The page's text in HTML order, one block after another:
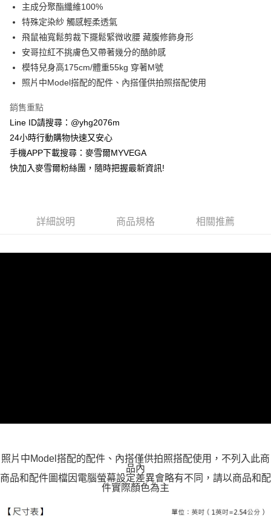
上海商業儲蓄銀行
國泰世華商業銀行
臺灣中小企業銀行
台中商業銀行
匯豐（台灣）商業銀行
華泰商業銀行
聯邦商業銀行
遠東國際商業銀行
元大商業銀行
永豐商業銀行
玉山商業銀行
星展（台灣）商業銀行
台灣樂天信用卡公司
LINE Pay
Apple Pay
街口支付
貨到付款
運送方式
全家取貨付款
每筆NT$100，滿NT$599(含以上)免運費
每筆NT$120
主成分聚酯纖維100%
特殊定染紗 觸感輕柔透氣
飛鼠袖寬鬆剪裁下擺鬆緊微收腰 藏腹修飾身形
安哥拉紅不挑膚色又帶著幾分的酷帥感
模特兒身高175cm/體重55kg 穿著M號
照片中Model搭配的配件、內搭僅供拍照搭配使用
銷售重點
Line ID請搜尋：@yhg2076m
24小時行動購物快速又安心
手機APP下載搜尋：麥雪爾MYVEGA
快加入麥雪爾粉絲團，隨時把握最新資訊!
詳細說明 商品規格 相關推薦
照片中Model搭配的配件、內搭僅供拍照搭配使用，不列入此商
品內
商品和配件圖檔因電腦螢幕設定差異會略有不同，請以商品和配
件實際顏色為主